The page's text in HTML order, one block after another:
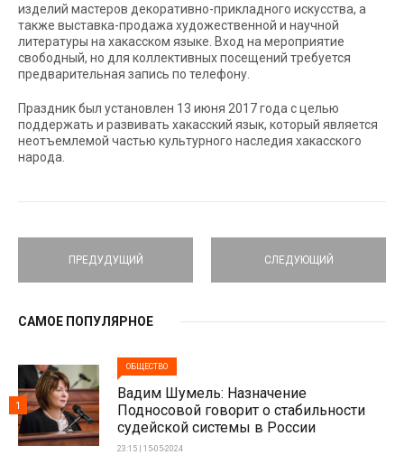
изделий мастеров декоративно-прикладного искусства, а
также выставка-продажа художественной и научной
литературы на хакасском языке. Вход на мероприятие
свободный, но для коллективных посещений требуется
предварительная запись по телефону.
Праздник был установлен 13 июня 2017 года с целью
поддержать и развивать хакасский язык, который является
неотъемлемой частью культурного наследия хакасского
народа.
ПРЕДУДУЩИЙ СЛЕДУЮЩИЙ
САМОЕ ПОПУЛЯРНОЕ
ОБЩЕСТВО
Вадим Шумель: Назначение
Подносовой говорит о стабильности
судейской системы в России
23:15 | 15-05-2024
1